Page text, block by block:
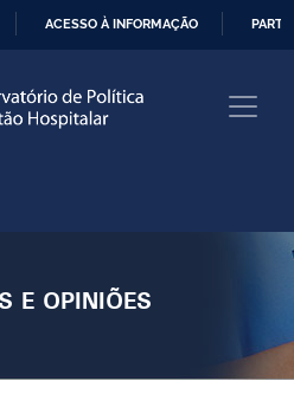
PARA
O
ACESSO À INFORMAÇÃO
E OPINIÕES